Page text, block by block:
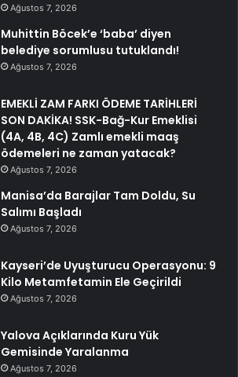
Ağustos 7, 2026
Muhittin Böcek’e ‘baba’ diyen
belediye sorumlusu tutuklandı!
Ağustos 7, 2026
EMEKLİ ZAM FARKI ÖDEME TARİHLERİ
SON DAKİKA! SSK-Bağ-Kur Emeklisi
(4A, 4B, 4C) Zamlı emekli maaş
ödemeleri ne zaman yatacak?
Ağustos 7, 2026
Manisa’da Barajlar Tam Doldu, Su
Salımı Başladı
Ağustos 7, 2026
Kayseri’de Uyuşturucu Operasyonu: 9
Kilo Metamfetamin Ele Geçirildi
Ağustos 7, 2026
Yalova Açıklarında Kuru Yük
Gemisinde Yaralanma
Ağustos 7, 2026